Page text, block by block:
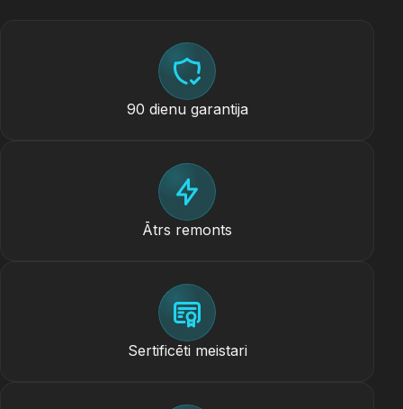
90 dienu garantija
Ātrs remonts
Sertificēti meistari